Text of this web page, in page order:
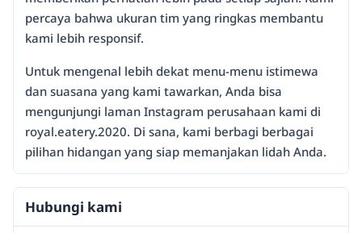
percaya bahwa ukuran tim yang ringkas membantu
kami lebih responsif.
Untuk mengenal lebih dekat menu-menu istimewa
dan suasana yang kami tawarkan, Anda bisa
mengunjungi laman Instagram perusahaan kami di
royal.eatery.2020. Di sana, kami berbagi berbagai
pilihan hidangan yang siap memanjakan lidah Anda.
Hubungi kami